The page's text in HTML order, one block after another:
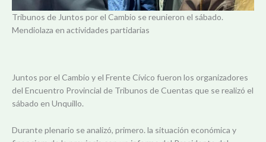
Tribunos de Juntos por el Cambio se reunieron el sábado.
Mendiolaza en actividades partidarias
Juntos por el Cambio y el Frente Cívico fueron los organizadores
del Encuentro Provincial de Tribunos de Cuentas que se realizó el
sábado en Unquillo.
Durante plenario se analizó, primero. la situación económica y